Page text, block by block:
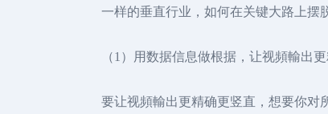
一样的垂直行业，如何在关键大路上摆
（1）用数据信息做根据，让视頻輸出
要让视頻輸出更精确更竖直，想要你对